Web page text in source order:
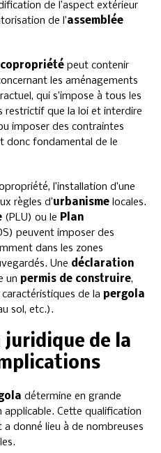
de l’aspect extérieur
de l’assemblée
peut contenir
les aménagements
qui s’impose à tous les
restrictif que la loi et interdire
imposer des contraintes
donc fondamental de le
l’installation d’une
règles d’urbanisme locales.
(PLU) ou le Plan
peuvent imposer des
dans les zones
Une déclaration
un permis de construire,
de la pergola
sol, etc.).
de la
détermine en grande
applicable. Cette qualification
donné lieu à de nombreuses